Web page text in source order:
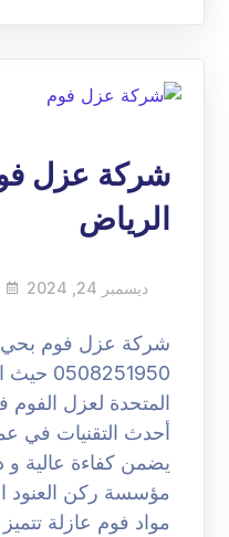
شركة عزل
الرياض
ديسمبر 24, 2024
شركة عزل فوم بحي
المتحدة لعزل
أحدث التقنيات في
يضمن كفاءة عالية
مؤسسة ركن العنود
مواد فوم عازلة تتميز